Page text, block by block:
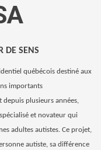
DE SENS
québécois destiné aux
importants
plusieurs années,
et novateur qui
adultes autistes. Ce projet,
autiste, sa différence